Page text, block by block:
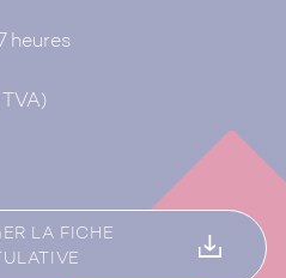
heures
LA FICHE